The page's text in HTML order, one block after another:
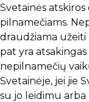
Svetainės
pilnamečiams.
draudžiama užeiti
pat yra
nepilnamečių
Svetainėje, jei jie
su jo leidimu